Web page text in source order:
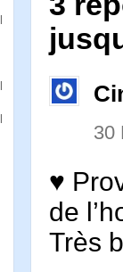
30
♥
de
Très